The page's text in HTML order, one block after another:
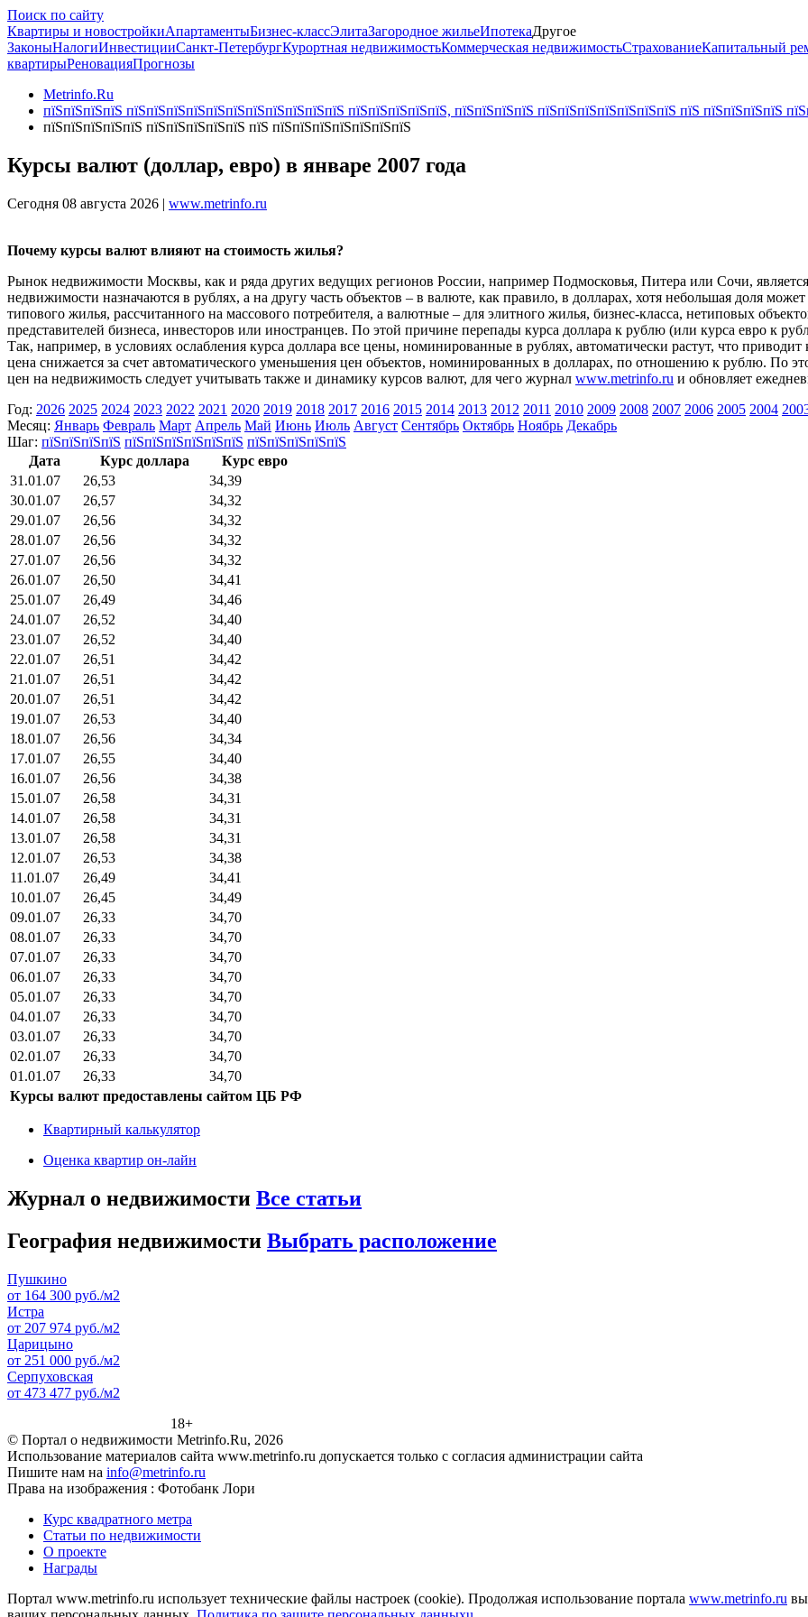
Поиск по сайту
Квартиры и новостройкиАпартаментыБизнес-классЭлитаЗагородное жильеИпотекаДругое
ЗаконыНалогиИнвестицииСанкт-ПетербургКурортная недвижимостьКоммерческая недвижимостьСтрахованиеКапитальный
квартирыРеновацияПрогнозы
Metrinfo.Ru
пїЅпїЅпїЅпїЅ пїЅпїЅпїЅпїЅпїЅпїЅпїЅпїЅпїЅпїЅпїЅ пїЅпїЅпїЅпїЅпїЅ, пїЅпїЅпїЅпїЅ пїЅпїЅпїЅпїЅпїЅпїЅпїЅ пїЅ пїЅпїЅпїЅпїЅ
пїЅпїЅпїЅпїЅпїЅ пїЅпїЅпїЅпїЅпїЅ пїЅ пїЅпїЅпїЅпїЅпїЅпїЅпїЅ
Курсы валют (доллар, евро) в январе 2007 года
Сегодня 08 августа 2026 | www.metrinfo.ru
Почему курсы валют влияют на стоимость жилья?
Рынок недвижимости Москвы, как и ряда других ведущих регионов России, например Подмосковья, Питера или Сочи,
недвижимости назначаются в рублях, а на другу часть объектов – в валюте, как правило, в долларах, хотя небольшая доля
типового жилья, рассчитанного на массового потребителя, а валютные – для элитного жилья, бизнес-класса, нетиповых
представителей бизнеса, инвесторов или иностранцев. По этой причине перепады курса доллара к рублю (или курса евро к
Так, например, в условиях ослабления курса доллара все цены, номинированные в рублях, автоматически растут, что
цена снижается за счет автоматического уменьшения цен объектов, номинированных в долларах, по отношению к рублю. По
цен на недвижимость следует учитывать также и динамику курсов валют, для чего журнал www.metrinfo.ru и обновляет
Год: 2026 2025 2024 2023 2022 2021 2020 2019 2018 2017 2016 2015 2014 2013 2012 2011 2010 2009 2008 2007 2006 2005 2004
Месяц: Январь Февраль Март Апрель Май Июнь Июль Август Сентябрь Октябрь Ноябрь Декабрь
Шаг: пїЅпїЅпїЅпїЅ пїЅпїЅпїЅпїЅпїЅпїЅ пїЅпїЅпїЅпїЅпїЅ
Дата
Курс доллара
Курс евро
31.01.07
26,53
34,39
30.01.07
26,57
34,32
29.01.07
26,56
34,32
28.01.07
26,56
34,32
27.01.07
26,56
34,32
26.01.07
26,50
34,41
25.01.07
26,49
34,46
24.01.07
26,52
34,40
23.01.07
26,52
34,40
22.01.07
26,51
34,42
21.01.07
26,51
34,42
20.01.07
26,51
34,42
19.01.07
26,53
34,40
18.01.07
26,56
34,34
17.01.07
26,55
34,40
16.01.07
26,56
34,38
15.01.07
26,58
34,31
14.01.07
26,58
34,31
13.01.07
26,58
34,31
12.01.07
26,53
34,38
11.01.07
26,49
34,41
10.01.07
26,45
34,49
09.01.07
26,33
34,70
08.01.07
26,33
34,70
07.01.07
26,33
34,70
06.01.07
26,33
34,70
05.01.07
26,33
34,70
04.01.07
26,33
34,70
03.01.07
26,33
34,70
02.01.07
26,33
34,70
01.01.07
26,33
34,70
Курсы валют предоставлены сайтом ЦБ РФ
Квартирный калькулятор
Оценка квартир он-лайн
Журнал о недвижимости Все статьи
География недвижимости Выбрать расположение
Пушкино
от 164 300 руб./м2
Истра
от 207 974 руб./м2
Царицыно
от 251 000 руб./м2
Серпуховская
от 473 477 руб./м2
18+
© Портал о недвижимости Metrinfo.Ru, 2026
Использование материалов сайта www.metrinfo.ru допускается только с согласия администрации сайта
Пишите нам на info@metrinfo.ru
Права на изображения : Фотобанк Лори
Курс квадратного метра
Статьи по недвижимости
О проекте
Награды
Портал www.metrinfo.ru использует технические файлы настроек (cookie). Продолжая использование портала www.metrinfo.ru вы